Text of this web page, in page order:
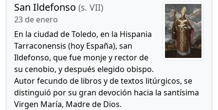
San Ildefonso (s. VII)
23 de enero
En la ciudad de Toledo, en la Hispania
Tarraconensis (hoy España), san
Ildefonso, que fue monje y rector de
su cenobio, y después elegido obispo.
Autor fecundo de libros y de textos litúrgicos, se
distinguió por su gran devoción hacia la santísima
Virgen María, Madre de Dios.